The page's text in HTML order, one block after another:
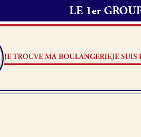
LE 1er
JE TROUVE MA BOULANGERIEJE SUIS